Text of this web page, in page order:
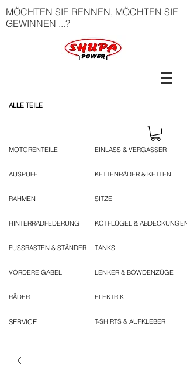
MÖCHTEN SIE RENNEN, MÖCHTEN SIE
GEWINNEN ...?
ALLE TEILE
MOTORENTEILE
AUSPUFF
RAHMEN
HINTERRADFEDERUNG
FUSSRASTEN & STÄNDER
VORDERE GABEL
RÄDER
SERVICE
EINLASS & VERGASSER
KETTENRÄDER & KETTEN
SITZE
KOTFLÜGEL & ABDECKUNGEN
TANKS
LENKER & BOWDENZÜGE
ELEKTRIK
T-SHIRTS & AUFKLEBER